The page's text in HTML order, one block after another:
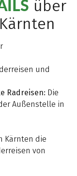
über
und
Radreisen: Die
Außenstelle in
Kärnten die
von